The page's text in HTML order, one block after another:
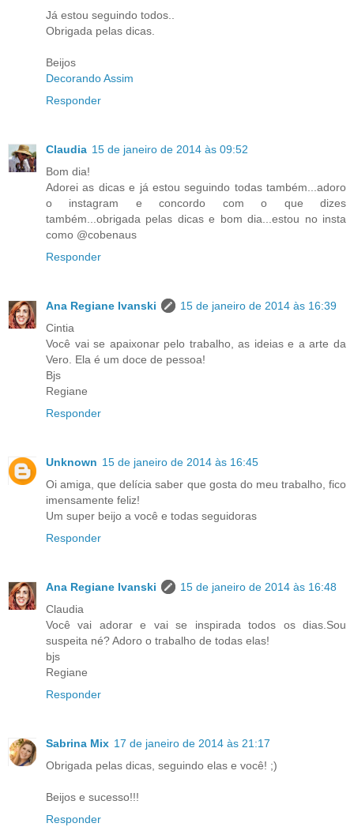
Já estou seguindo todos..
Obrigada pelas dicas.
Beijos
Decorando Assim
Responder
Claudia 15 de janeiro de 2014 às 09:52
Bom dia!
Adorei as dicas e já estou seguindo todas também...adoro
o instagram e concordo com o que dizes
também...obrigada pelas dicas e bom dia...estou no insta
como @cobenaus
Responder
Ana Regiane Ivanski
15 de janeiro de 2014 às 16:39
Cintia
Você vai se apaixonar pelo trabalho, as ideias e a arte da
Vero. Ela é um doce de pessoa!
Bjs
Regiane
Responder
Unknown 15 de janeiro de 2014 às 16:45
Oi amiga, que delícia saber que gosta do meu trabalho, fico
imensamente feliz!
Um super beijo a você e todas seguidoras
Responder
Ana Regiane Ivanski
15 de janeiro de 2014 às 16:48
Claudia
Você vai adorar e vai se inspirada todos os dias.Sou
suspeita né? Adoro o trabalho de todas elas!
bjs
Regiane
Responder
Sabrina Mix 17 de janeiro de 2014 às 21:17
Obrigada pelas dicas, seguindo elas e você! ;)
Beijos e sucesso!!!
Responder